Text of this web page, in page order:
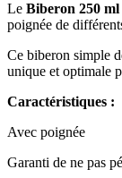
Le Biberon 250 ml
poignée de
Ce biberon simple
unique et optimale
Caractéristiques :
Avec poignée
Garanti de ne pas